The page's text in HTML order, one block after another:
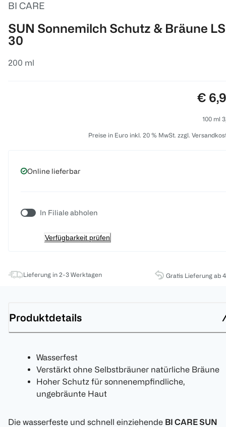
BI CARE
SUN Sonnemilch Schutz & Bräune
30
200 ml
€
100 ml
Preise in Euro inkl. 20 % MwSt. zzgl.
Online lieferbar
In Filiale abholen
Verfügbarkeit prüfen
Lieferung in 2-3 Werktagen Gratis Lieferung ab
Produktdetails
Wasserfest
Verstärkt ohne Selbstbräuner natürliche Bräune
Hoher Schutz für sonnenempfindliche,
ungebräunte Haut
Die wasserfeste und schnell einziehende BI CARE SUN